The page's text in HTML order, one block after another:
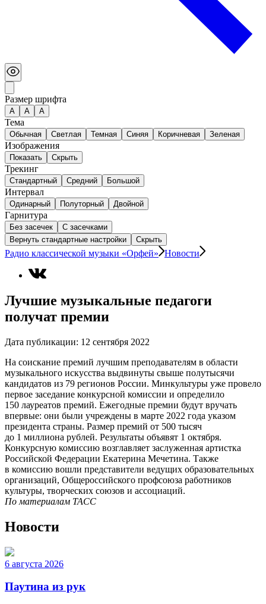
Размер шрифта
А A A
Тема
Обычная Светлая Темная Синяя Коричневая Зеленая
Изображения
Показать Скрыть
Трекинг
Стандартный Средний Большой
Интервал
Одинарный Полуторный Двойной
Гарнитура
Без засечек
С засечками
Вернуть стандартные настройки
Скрыть
Радио классической музыки «Орфей» Новости
Лучшие музыкальные педагоги
получат премии
Дата публикации: 12 сентября 2022
На соискание премий лучшим преподавателям в области
музыкального искусства выдвинуты свыше полутысячи
кандидатов из 79 регионов России. Минкультуры уже провело
первое заседание конкурсной комиссии и определило
150 лауреатов премий. Ежегодные премии будут вручать
впервые: они были учреждены в марте 2022 года указом
президента страны. Размер премий от 500 тысяч
до 1 миллиона рублей. Результаты объявят 1 октября.
Конкурсную комиссию возглавляет заслуженная артистка
Российской Федерации Екатерина Мечетина. Также
в комиссию вошли представители ведущих образовательных
организаций, Общероссийского профсоюза работников
культуры, творческих союзов и ассоциаций.
По материалам ТАСС
Новости
6 августа 2026
Паутина из рук